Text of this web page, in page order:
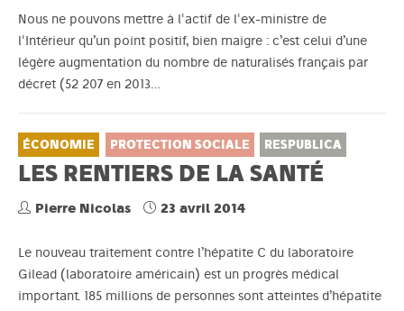
Nous ne pouvons mettre à l'actif de l'ex-ministre de
l'Intérieur qu’un point positif, bien maigre : c’est celui d’une
légère augmentation du nombre de naturalisés français par
décret (52 207 en 2013…
ÉCONOMIE PROTECTION SOCIALE RESPUBLICA
LES RENTIERS DE LA SANTÉ
Pierre Nicolas 23 avril 2014
Le nouveau traitement contre l’hépatite C du laboratoire
Gilead (laboratoire américain) est un progrès médical
important. 185 millions de personnes sont atteintes d’hépatite